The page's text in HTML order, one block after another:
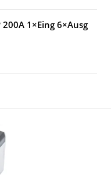
200A 1×Eing 6×Ausg